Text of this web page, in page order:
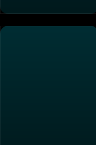
Swinger - Komm, spiel